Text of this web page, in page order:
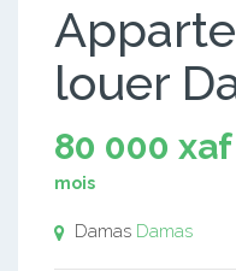
louer
80 000 xaf
mois
Damas Damas